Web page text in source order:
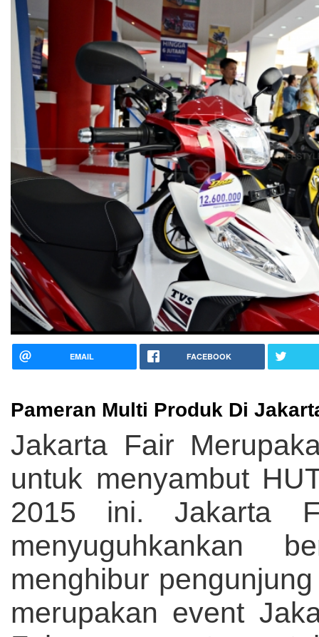
EMAIL FACEBOOK
Pameran Multi Produk Di
Jakarta Fair
untuk menyambut
2015 ini. Jakarta
menyuguhkankan
menghibur
merupakan event